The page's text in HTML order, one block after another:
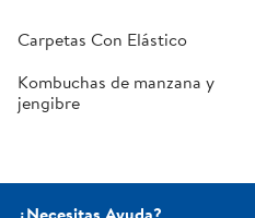
Carpetas Con Elástico
Kombuchas de manzana y
jengibre